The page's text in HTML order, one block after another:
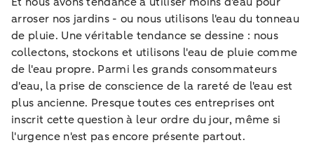
arroser nos jardins - ou nous utilisons l'eau du tonneau
de pluie. Une véritable tendance se dessine : nous
collectons, stockons et utilisons l'eau de pluie comme
de l'eau propre. Parmi les grands consommateurs
d'eau, la prise de conscience de la rareté de l'eau est
plus ancienne. Presque toutes ces entreprises ont
inscrit cette question à leur ordre du jour, même si
l'urgence n'est pas encore présente partout.